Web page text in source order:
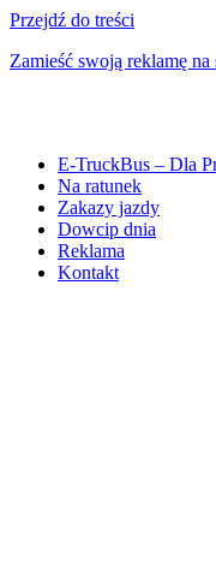
Przejdź do treści
Zamieść swoją reklamę
E-TruckBus – Dla
Na ratunek
Zakazy jazdy
Dowcip dnia
Reklama
Kontakt